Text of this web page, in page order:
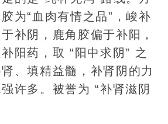
为“血肉有情之品”，峻补
补阴，鹿角胶偏于补阳，
阳药，取 “阳中求阴” 之
、填精益髓，补肾阴的力
许多。被誉为 “补肾滋阴